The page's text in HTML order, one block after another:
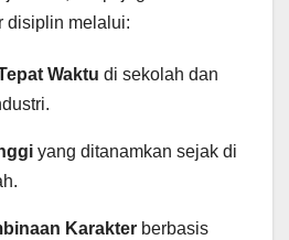
disiplin melalui:
Waktu di sekolah dan
yang ditanamkan sejak di
Karakter berbasis